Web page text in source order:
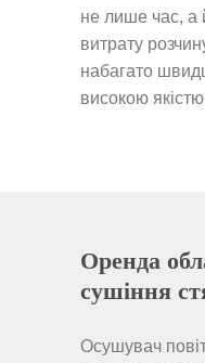
не лише час, а
витрату
набагато
високою
Оренда
сушіння
Осушувач